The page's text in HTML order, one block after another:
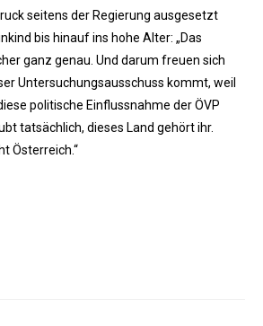
seitens der Regierung ausgesetzt
bis hinauf ins hohe Alter: „Das
ganz genau. Und darum freuen sich
Untersuchungsausschuss kommt, weil
politische Einflussnahme der ÖVP
tatsächlich, dieses Land gehört ihr.
Österreich.“